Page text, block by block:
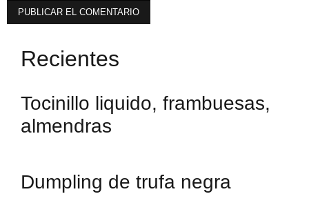
Recientes
Tocinillo liquido, frambuesas,
almendras
Dumpling de trufa negra